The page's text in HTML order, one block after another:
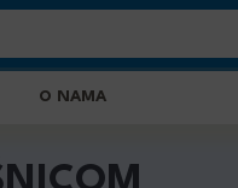
O NAMA